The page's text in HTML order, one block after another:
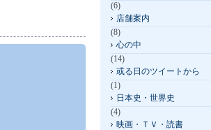
(6)
店舗案内
(8)
心の中
(14)
或る日のツイートから
(1)
日本史・世界史
(4)
映画・ＴＶ・読書